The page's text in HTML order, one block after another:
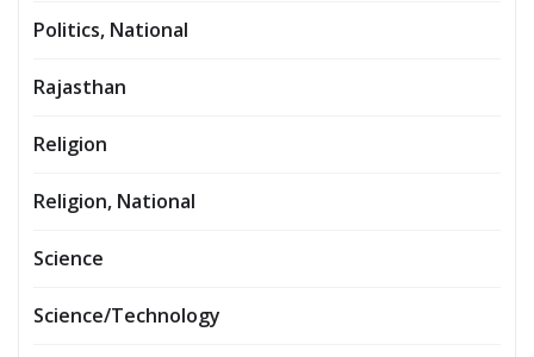
Politics, National
Rajasthan
Religion
Religion, National
Science
Science/Technology